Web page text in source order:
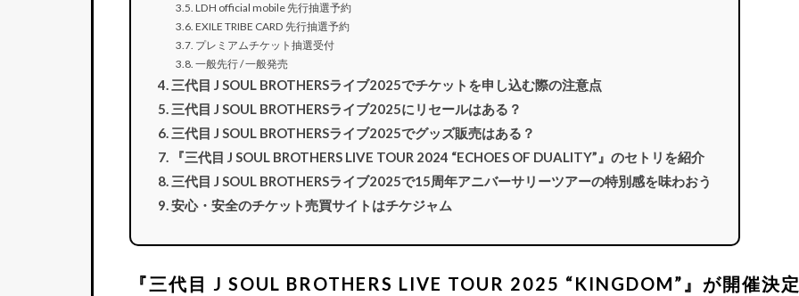
LDH official mobile 先行抽選予約
EXILE TRIBE CARD 先行抽選予約
プレミアムチケット抽選受付
一般先行 / 一般発売
三代目 J SOUL BROTHERSライブ2025でチケットを申し込む際の注意点
三代目 J SOUL BROTHERSライブ2025にリセールはある？
三代目 J SOUL BROTHERSライブ2025でグッズ販売はある？
『三代目 J SOUL BROTHERS LIVE TOUR 2024 “ECHOES OF DUALITY”』のセトリを紹介
三代目 J SOUL BROTHERSライブ2025で15周年アニバーサリーツアーの特別感を味わおう
安心・安全のチケット売買サイトはチケジャム
『三代目 J SOUL BROTHERS LIVE TOUR 2025 “KINGDOM”』が開催決定